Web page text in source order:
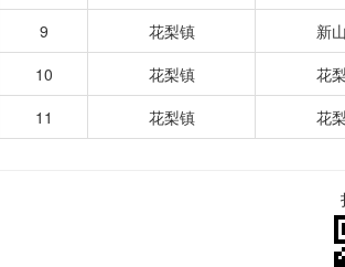
9
花梨镇 新
10
花梨镇 花
11
花梨镇 花